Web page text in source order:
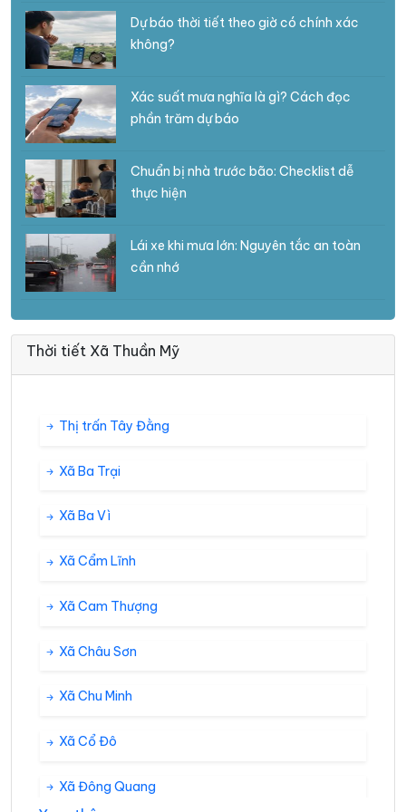
Dự báo thời tiết theo giờ có chính xác
không?
Xác suất mưa nghĩa là gì? Cách đọc
phần trăm dự báo
Chuẩn bị nhà trước bão: Checklist dễ
thực hiện
Lái xe khi mưa lớn: Nguyên tắc an toàn
cần nhớ
Thời tiết Xã Thuần Mỹ
Thị trấn Tây Đằng
Xã Ba Trại
Xã Ba Vì
Xã Cẩm Lĩnh
Xã Cam Thượng
Xã Châu Sơn
Xã Chu Minh
Xã Cổ Đô
Xã Đông Quang